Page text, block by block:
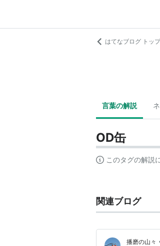
はてなブログ トップ
言葉の解説
OD缶
このタグの解説
関連ブログ
播磨の山々